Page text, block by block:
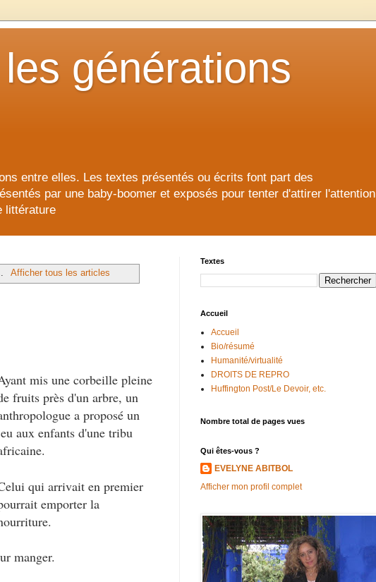
générations
entre elles. Les textes présentés ou écrits font part des
par une baby-boomer et exposés pour tenter d'attirer l'attention
littérature
. Afficher tous les articles
mis une corbeille pleine
fruits près d'un arbre, un
a proposé un
aux enfants d'une tribu
qui arrivait en premier
emporter la
manger.
Textes
Accueil
Accueil
Bio/résumé
Humanité/virtualité
DROITS DE REPRO
Huffington Post/Le Devoir, etc.
Nombre total de pages vues
Qui êtes-vous ?
EVELYNE ABITBOL
Afficher mon profil complet